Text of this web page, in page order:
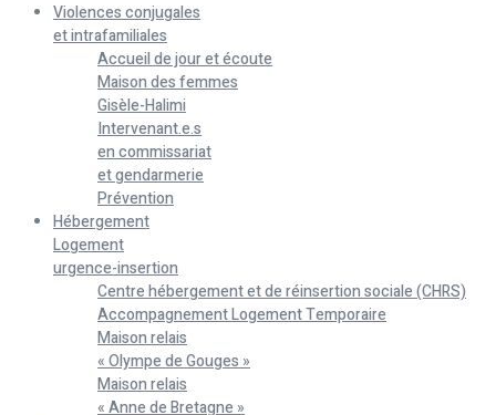
Violences conjugales
et intrafamiliales
Accueil de jour et écoute
Maison des femmes
Gisèle-Halimi
Intervenant.e.s
en commissariat
et gendarmerie
Prévention
Hébergement
Logement
urgence-insertion
Centre hébergement et de réinsertion sociale (CHRS)
Accompagnement Logement Temporaire
Maison relais
« Olympe de Gouges »
Maison relais
« Anne de Bretagne »